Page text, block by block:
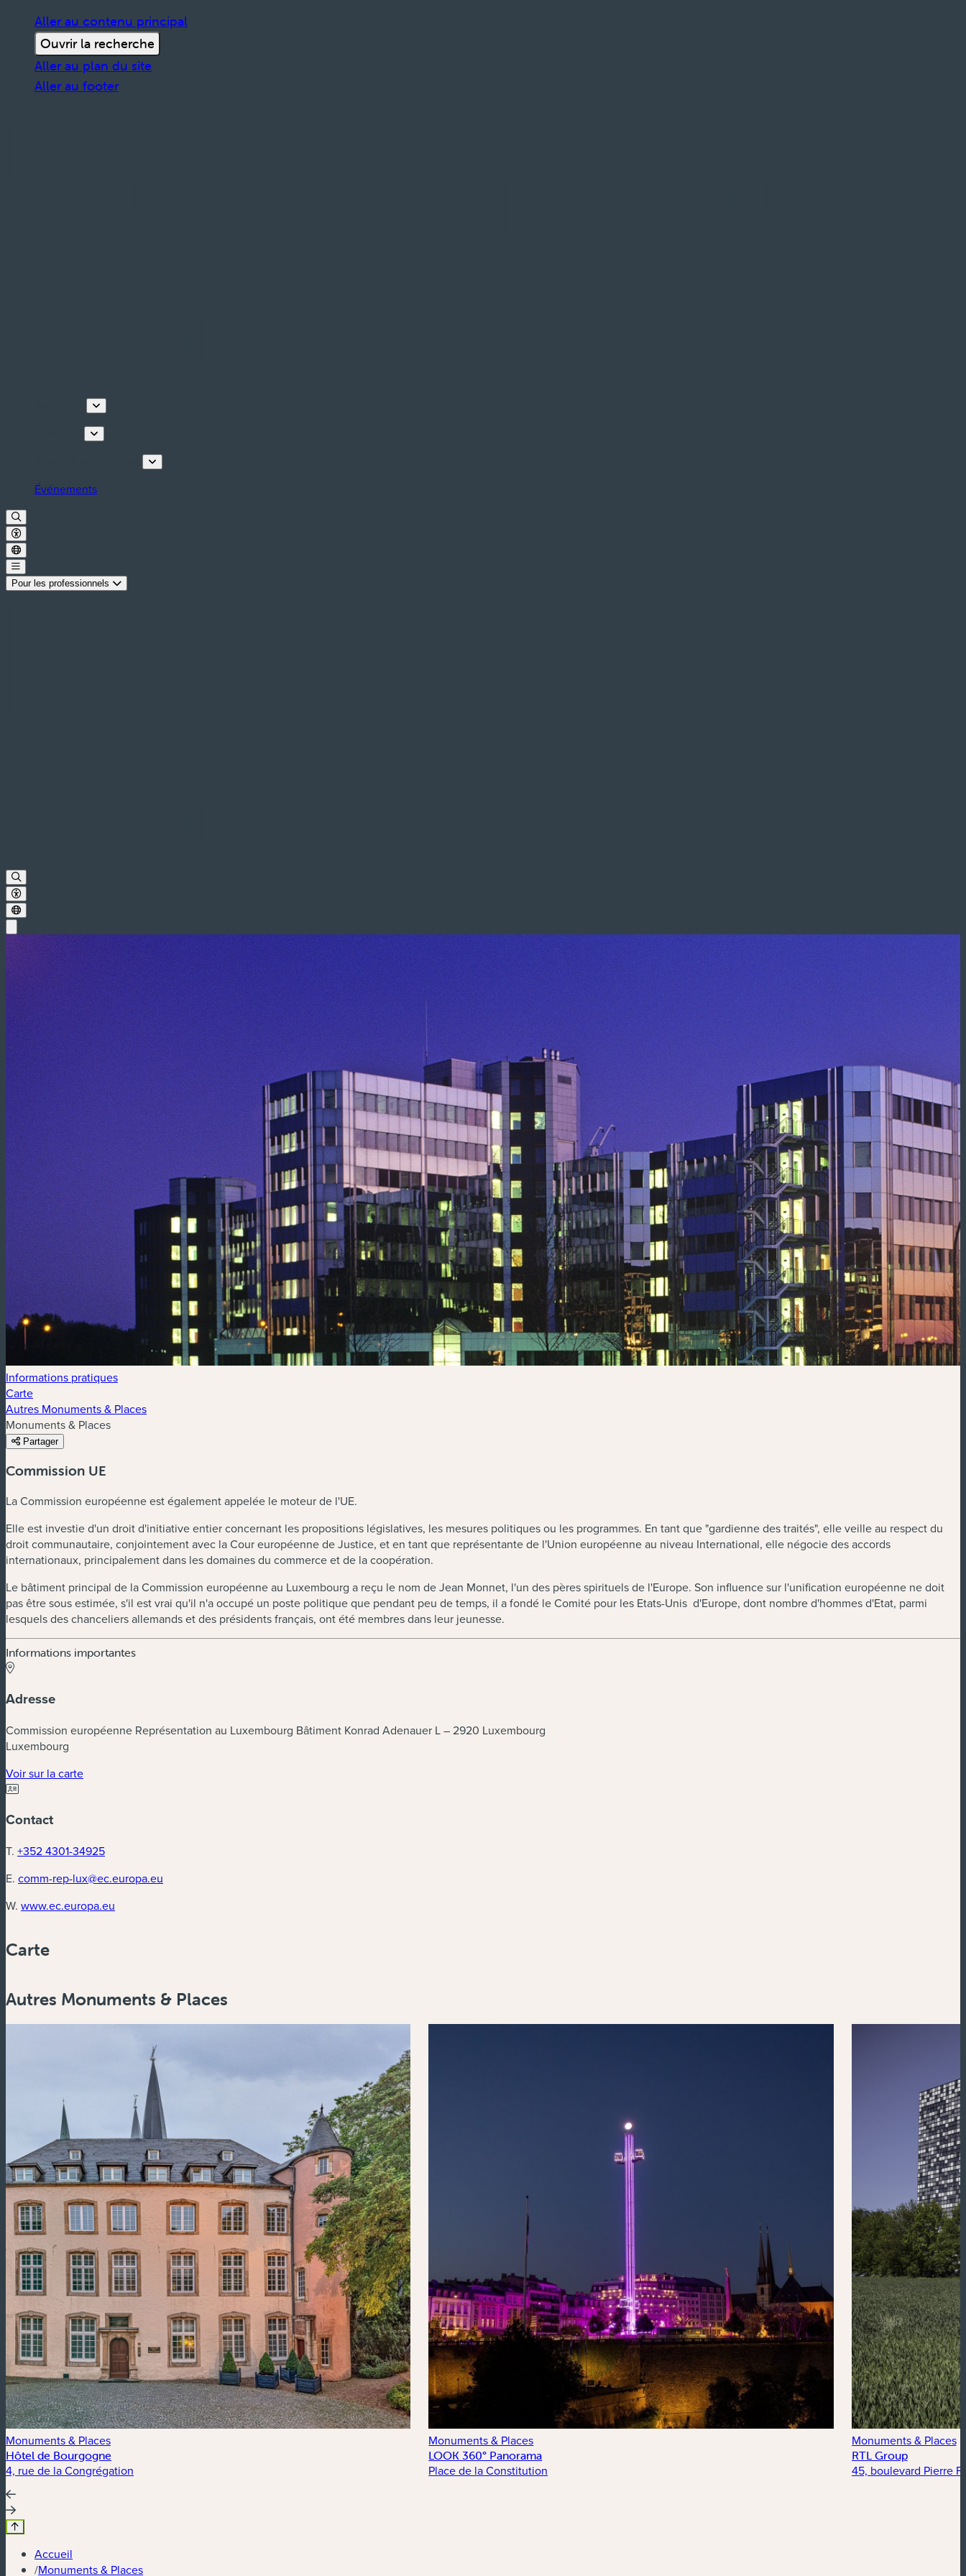
Aller au contenu principal
Ouvrir la recherche
Aller au plan du site
Aller au footer
Événements
Pour les professionnels
Informations pratiques
Carte
Autres Monuments & Places
Monuments & Places
Partager
Commission UE
La Commission européenne est également appelée le moteur de l'UE.
Elle est investie d'un droit d'initiative entier concernant les propositions législatives, les mesures politiques ou les programmes. En tant que "gardienne des traités", elle veille au respect du
droit communautaire, conjointement avec la Cour européenne de Justice, et en tant que représentante de l'Union européenne au niveau International, elle négocie des accords
internationaux, principalement dans les domaines du commerce et de la coopération.
Le bâtiment principal de la Commission européenne au Luxembourg a reçu le nom de Jean Monnet, l'un des pères spirituels de l'Europe. Son influence sur l'unification européenne ne doit
pas être sous estimée, s'il est vrai qu'il n'a occupé un poste politique que pendant peu de temps, il a fondé le Comité pour les Etats-Unis d'Europe, dont nombre d'hommes d'Etat, parmi
lesquels des chanceliers allemands et des présidents français, ont été membres dans leur jeunesse.
Informations importantes
Adresse
Commission européenne Représentation au Luxembourg Bâtiment Konrad Adenauer L – 2920 Luxembourg
Luxembourg
Voir sur la carte(nouvelle fenêtre)
Contact
T. +352 4301-34925
E. comm-rep-lux@ec.europa.eu
W. www.ec.europa.eu
Carte
Zoom
Zoom
Autres Monuments & Places
Monuments & Places
Hôtel de Bourgogne
4, rue de la Congrégation
Monuments & Places
LOOK 360° Panorama
Place de la Constitution
Monuments & Places
RTL Group
45, boulevard Pierre
Accueil
/Monuments & Places